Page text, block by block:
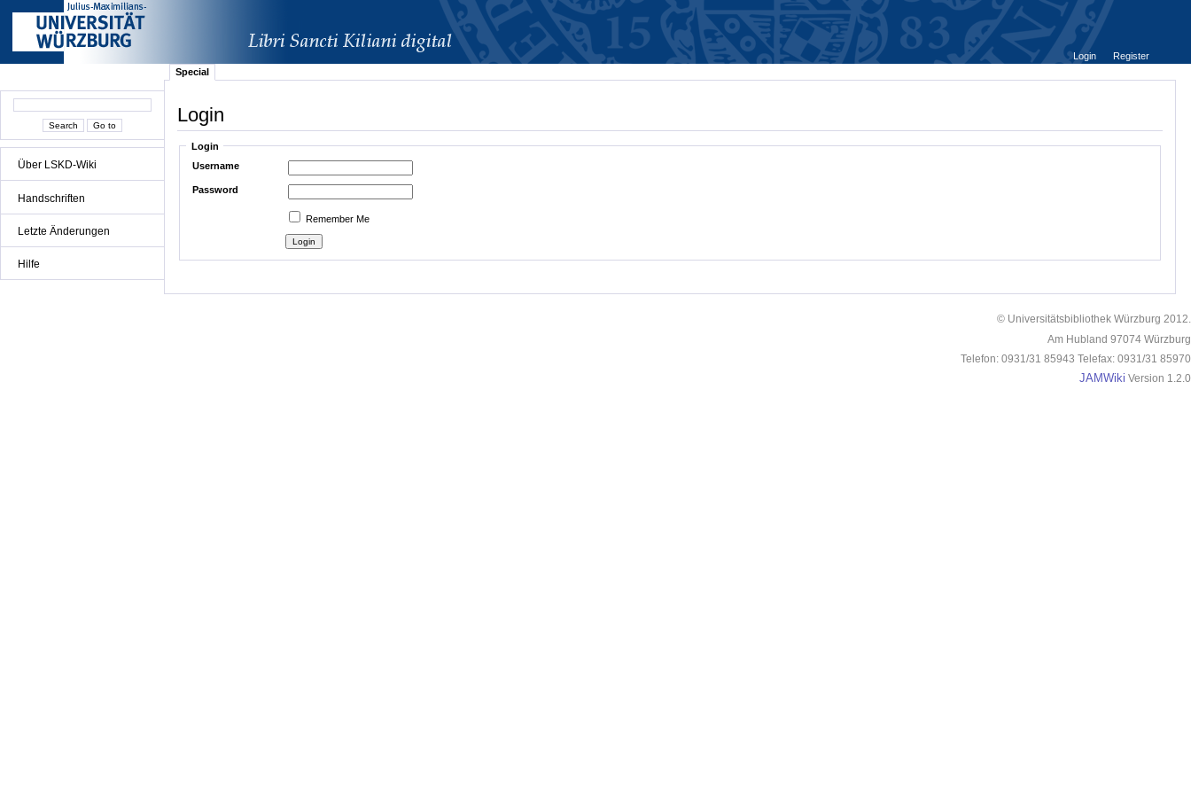
Über LSKD-Wiki
Handschriften
Letzte Änderungen
Hilfe
Login
Register
Special
Login
Login
Username
Password
Remember Me
© Universitätsbibliothek Würzburg 2012.
Am Hubland 97074 Würzburg
Telefon: 0931/31 85943 Telefax: 0931/31 85970
JAMWiki Version 1.2.0